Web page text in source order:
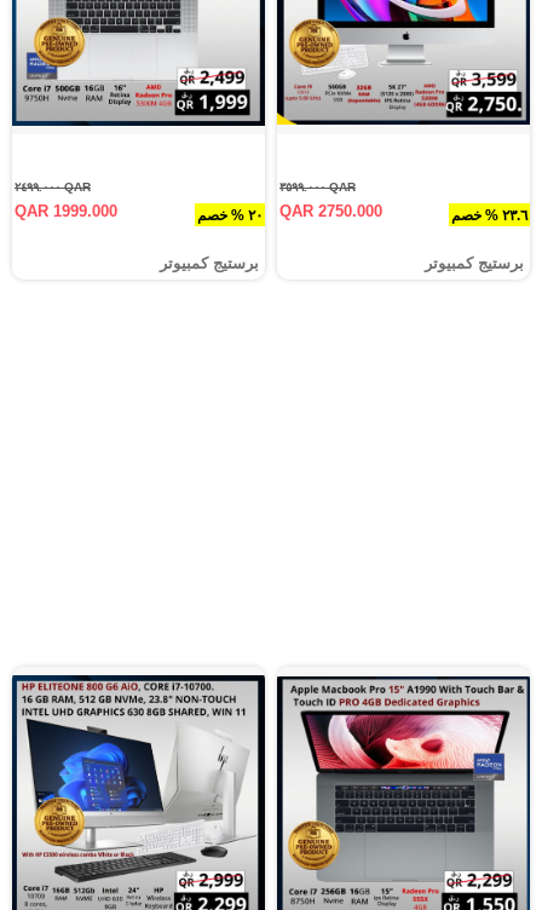
٢٣.٦ % خصم
QAR ٣٥٩٩.٠٠٠
QAR 2750.000
برستيج كمبيوتر
٢٠ % خصم
QAR ٢٤٩٩.٠٠٠
QAR 1999.000
برستيج كمبيوتر